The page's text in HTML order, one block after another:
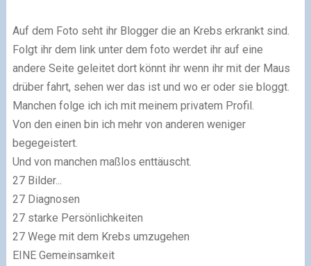
Auf dem Foto seht ihr Blogger die an Krebs erkrankt sind.
Folgt ihr dem link unter dem foto werdet ihr auf eine
andere Seite geleitet dort könnt ihr wenn ihr mit der Maus
drüber fahrt, sehen wer das ist und wo er oder sie bloggt.
Manchen folge ich ich mit meinem privatem Profil.
Von den einen bin ich mehr von anderen weniger
begegeistert.
Und von manchen maßlos enttäuscht.
27 Bilder...
27 Diagnosen
27 starke Persönlichkeiten
27 Wege mit dem Krebs umzugehen
EINE Gemeinsamkeit